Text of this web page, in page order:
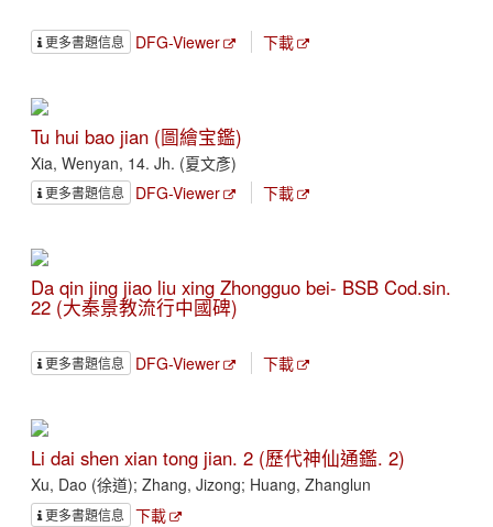
更多書題信息 DFG-Viewer 下載
Tu hui bao jian (圖繪宝鑑)
Xia, Wenyan, 14. Jh. (夏文彥)
更多書題信息 DFG-Viewer 下載
Da qin jing jiao liu xing Zhongguo bei- BSB Cod.sin.
22 (大秦景教流行中國碑)
更多書題信息 DFG-Viewer 下載
Li dai shen xian tong jian. 2 (歷代神仙通鑑. 2)
Xu, Dao (徐道); Zhang, Jizong; Huang, Zhanglun
更多書題信息 下載